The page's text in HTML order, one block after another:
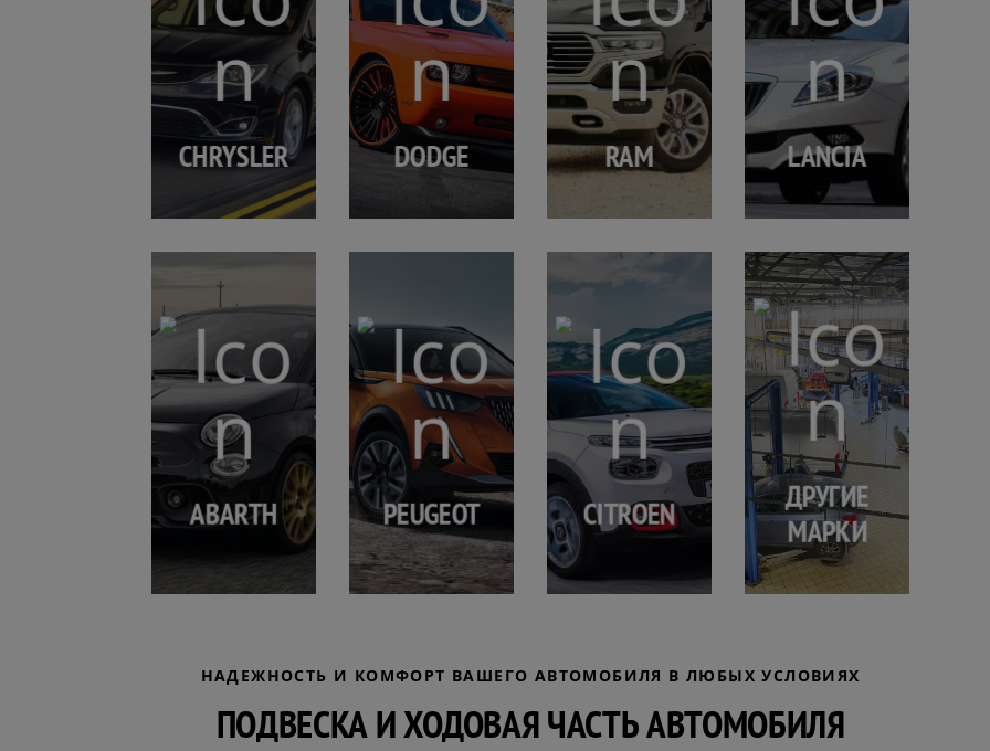
CHRYSLER DODGE RAM LANCIA
ABARTH PEUGEOT CITROEN ДРУГИЕ
МАРКИ
НАДЕЖНОСТЬ И КОМФОРТ ВАШЕГО АВТОМОБИЛЯ В ЛЮБЫХ УСЛОВИЯХ
ПОДВЕСКА И ХОДОВАЯ ЧАСТЬ АВТОМОБИЛЯ